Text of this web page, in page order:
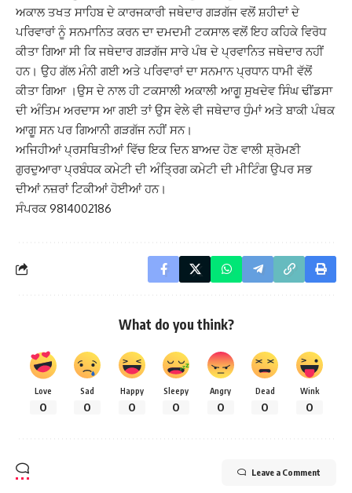
ਅਕਾਲ ਤਖਤ ਸਾਹਿਬ ਦੇ ਕਾਰਜਕਾਰੀ ਜਥੇਦਾਰ ਗੜਗੱਜ ਵਲੋਂ ਸ਼ਹੀਦਾਂ ਦੇ
ਪਰਿਵਾਰਾਂ ਨੂੰ ਸਨਮਾਨਿਤ ਕਰਨ ਦਾ ਦਮਦਮੀ ਟਕਸਾਲ ਵਲੋਂ ਇਹ ਕਹਿਕੇ ਵਿਰੋਧ
ਕੀਤਾ ਗਿਆ ਸੀ ਕਿ ਜਥੇਦਾਰ ਗੜਗੱਜ ਸਾਰੇ ਪੰਥ ਦੇ ਪ੍ਰਵਾਨਿਤ ਜਥੇਦਾਰ ਨਹੀਂ
ਹਨ। ਉਹ ਗੱਲ ਮੰਨੀ ਗਈ ਅਤੇ ਪਰਿਵਾਰਾਂ ਦਾ ਸਨਮਾਨ ਪ੍ਰਧਾਨ ਧਾਮੀ ਵੱਲੋਂ
ਕੀਤਾ ਗਿਆ ।ਉਸ ਦੇ ਨਾਲ ਹੀ ਟਕਸਾਲੀ ਅਕਾਲੀ ਆਗੂ ਸੁਖਦੇਵ ਸਿੰਘ ਢੀਂਡਸਾ
ਦੀ ਅੰਤਿਮ ਅਰਦਾਸ ਆ ਗਈ ਤਾਂ ਉਸ ਵੇਲੇ ਵੀ ਜਥੇਦਾਰ ਧੁੰਮਾਂ ਅਤੇ ਬਾਕੀ ਪੰਥਕ
ਆਗੂ ਸਨ ਪਰ ਗਿਆਨੀ ਗੜਗੱਜ ਨਹੀਂ ਸਨ।
ਅਜਿਹੀਆਂ ਪ੍ਰਸਥਿਤੀਆਂ ਵਿੱਚ ਇਕ ਦਿਨ ਬਾਅਦ ਹੋਣ ਵਾਲੀ ਸ਼੍ਰੋਮਣੀ
ਗੁਰਦੁਆਰਾ ਪ੍ਰਬੰਧਕ ਕਮੇਟੀ ਦੀ ਅੰਤ੍ਰਿਗ ਕਮੇਟੀ ਦੀ ਮੀਟਿੰਗ ਉਪਰ ਸਭ
ਦੀਆਂ ਨਜ਼ਰਾਂ ਟਿਕੀਆਂ ਹੋਈਆਂ ਹਨ।
ਸੰਪਰਕ 9814002186
What do you think?
Love
0
Sad
0
Happy
0
Sleepy
0
Angry
0
Dead
0
Wink
0
Leave a Comment